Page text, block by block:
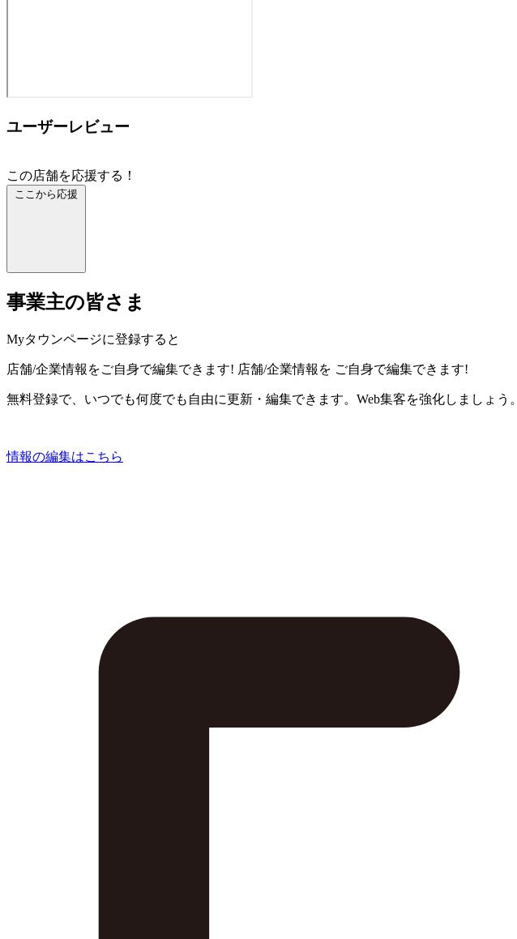
ユーザーレビュー
この店舗を応援する！
ここから応援
事業主の皆さま
Myタウンページに登録すると
店舗/企業情報をご自身で編集できます! 店舗/企業情報を ご自身で編集できます!
無料登録で、いつでも何度でも自由に更新・編集できます。Web集客を強化しましょう。
情報の編集はこちら